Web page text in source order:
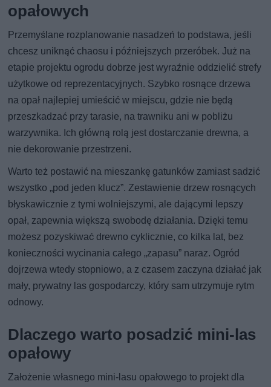
opałowych
Przemyślane rozplanowanie nasadzeń to podstawa, jeśli
chcesz uniknąć chaosu i późniejszych przeróbek. Już na
etapie projektu ogrodu dobrze jest wyraźnie oddzielić strefy
użytkowe od reprezentacyjnych. Szybko rosnące drzewa
na opał najlepiej umieścić w miejscu, gdzie nie będą
przeszkadzać przy tarasie, na trawniku ani w pobliżu
warzywnika. Ich główną rolą jest dostarczanie drewna, a
nie dekorowanie przestrzeni.
Warto też postawić na mieszankę gatunków zamiast sadzić
wszystko „pod jeden klucz”. Zestawienie drzew rosnących
błyskawicznie z tymi wolniejszymi, ale dającymi lepszy
opał, zapewnia większą swobodę działania. Dzięki temu
możesz pozyskiwać drewno cyklicznie, co kilka lat, bez
konieczności wycinania całego „zapasu” naraz. Ogród
dojrzewa wtedy stopniowo, a z czasem zaczyna działać jak
mały, prywatny las gospodarczy, który sam utrzymuje rytm
odnowy.
Dlaczego warto posadzić mini-las
opałowy
Założenie własnego mini-lasu opałowego to projekt dla